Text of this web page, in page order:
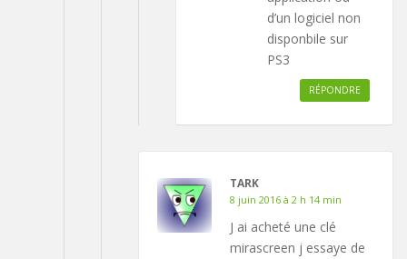
d’un logiciel non
disponbile sur
PS3
RÉPONDRE
TARK
8 juin 2016 à 2 h 14 min
J ai acheté une clé
mirascreen j essaye de